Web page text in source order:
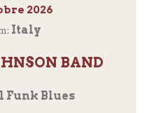
2026
Italy
BAND
Funk Blues